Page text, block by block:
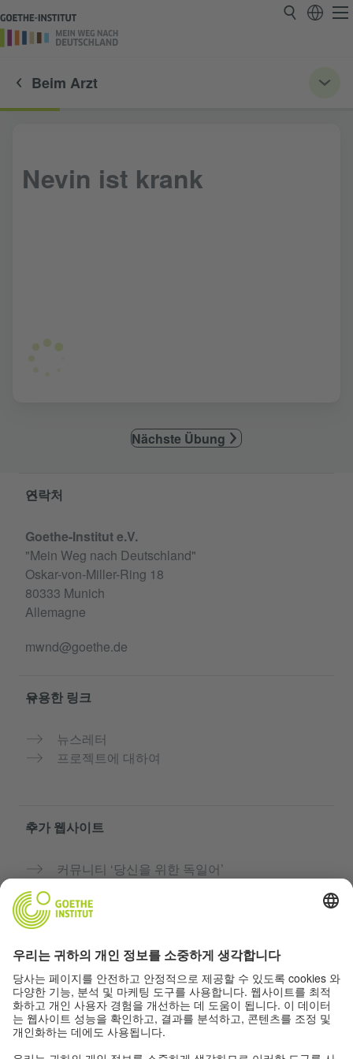
Beim Arzt
Nevin ist krank
Nächste Übung
Service- und Informationsbereich
연락처
Goethe-Institut e.V.
"Mein Weg nach Deutschland"
Oskar-von-Miller-Ring 18
80333 Munich
Allemagne
mwnd@goethe.de
유용한 링크
뉴스레터
프로젝트에 대하여
추가 웹사이트
커뮤니티 ‘당신을 위한 독일어’
괴테 인스티투트의 독일어 과정
개인정보 및 접근성
개인 정보 설정
접근성